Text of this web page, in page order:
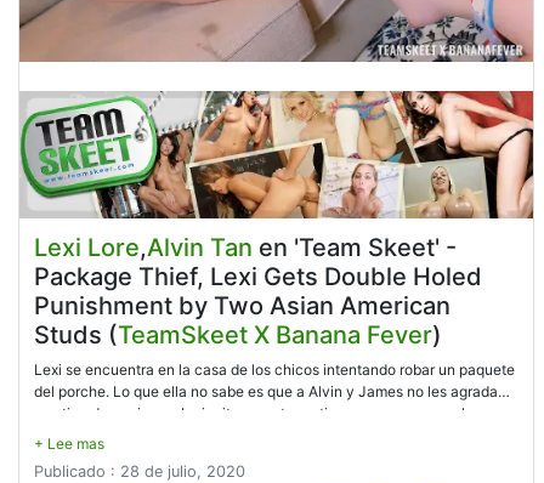
Lexi Lore,Alvin Tan en 'Team Skeet' -
Package Thief, Lexi Gets Double Holed
Punishment by Two Asian American
Studs (TeamSkeet X Banana Fever)
Lexi se encuentra en la casa de los chicos intentando robar un paquete
del porche. Lo que ella no sabe es que a Alvin y James no les agrada
ese tipo de acciones. La invitan a entrar y tiene que compensarlo
recibiendo una paliza doble.
Publicado : 28 de julio, 2020